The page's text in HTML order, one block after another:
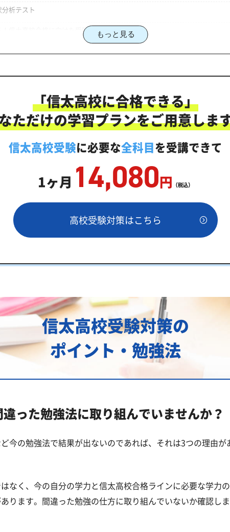
析テスト
信太高校合格に向けた受験対策カリキュラム
のオーダーメイドカリキュラム」だから成果が出る！
ご相談ください
もっと見る
「信太高校に合格できる」
ただけの学習プランをご用意しま
信太高校受験に必要な全科目を受講できて
1ヶ月 14,080円 （税込）
高校受験対策はこちら
信太高校受験対策の
ポイント・勉強法
った勉強法に取り組んでいませんか？
今の勉強法で結果が出ないのであれば、それは3つの理由
なく、今の自分の学力と信太高校合格ラインに必要な学力
ります。間違った勉強の仕方に取り組んでいないか確認し